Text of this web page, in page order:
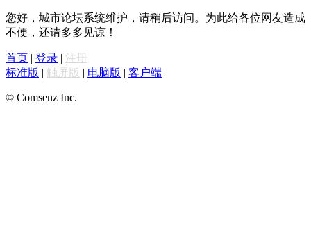
您好，城市论坛系统维护，请稍后访问。为此给各位网友造成
不便，还请多多见谅！
首页 | 登录 | 注册
标准版 | 触屏版 | 电脑版 | 客户端
© Comsenz Inc.